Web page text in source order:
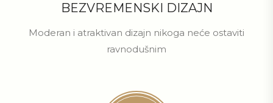
BEZVREMENSKI DIZAJN
Moderan i atraktivan dizajn nikoga neće ostaviti
ravnodušnim